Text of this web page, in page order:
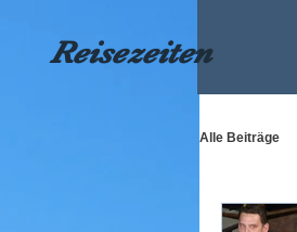
Reisezeiten
Alle Beiträge